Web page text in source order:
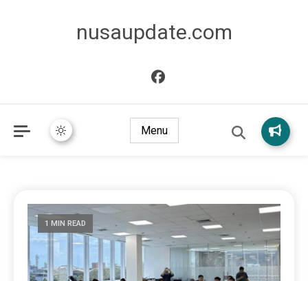
nusaupdate.com
Menu
1 MIN READ